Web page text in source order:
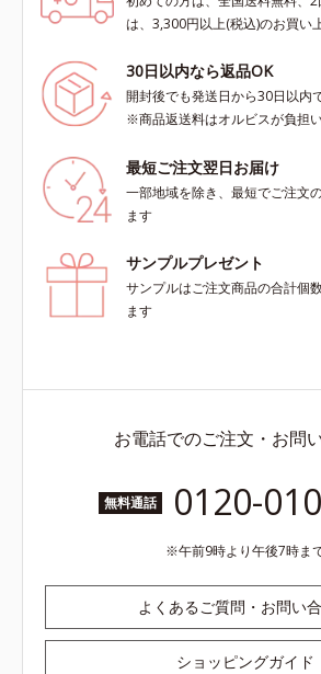
は、3,300円以上(税込)のお買い
30日以内なら返品OK
開封後でも発送日から30日以内
※商品返送料はオルビスが負担
最短ご注文翌日お届け
一部地域を除き、最短でご注文
ます
サンプルプレゼント
サンプルはご注文商品の合計個
ます
お電話でのご注文・お問
無料通話 0120-
午前9時より午後7時ま
よくあるご質問・お問い
ショッピングガイド